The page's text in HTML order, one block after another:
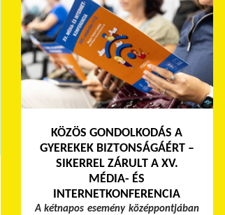
KÖZÖS GONDOLKODÁS A
GYEREKEK BIZTONSÁGÁÉRT –
SIKERREL ZÁRULT A XV.
MÉDIA- ÉS
INTERNETKONFERENCIA
A kétnapos esemény középpontjában